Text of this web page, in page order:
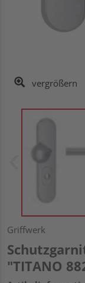
vergrößern
Griffwerk
"TITANO